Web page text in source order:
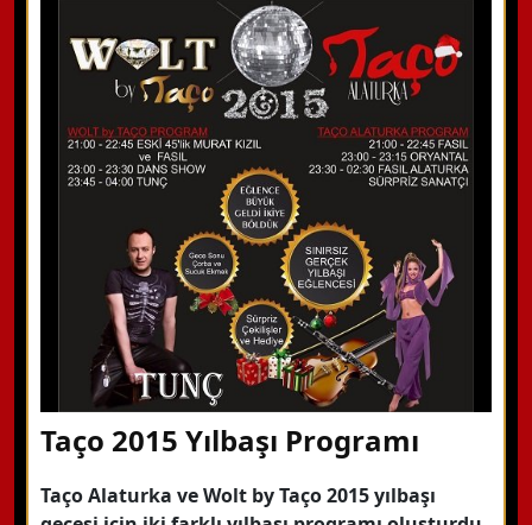
WhatsApp ile Bilgi Alın
Hemen Arayın
Detaylı Bilgi Alın
Taço 2015 Yılbaşı Programı
Taço Alaturka ve Wolt by Taço 2015 yılbaşı